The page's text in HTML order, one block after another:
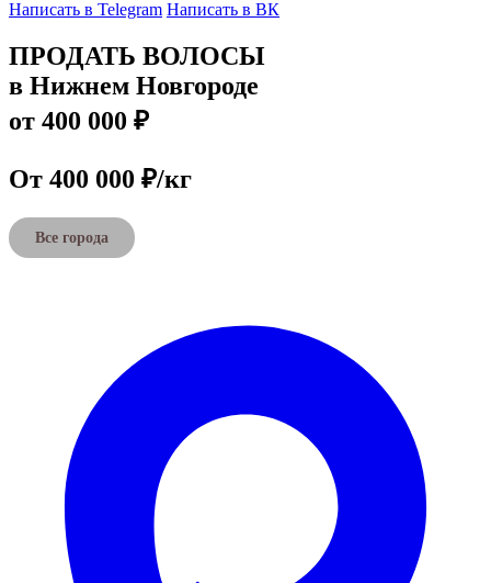
Написать в Telegram Написать в ВК
ПРОДАТЬ ВОЛОСЫ
в Нижнем Новгороде
от 400 000 ₽
От 400 000 ₽/кг
Все города